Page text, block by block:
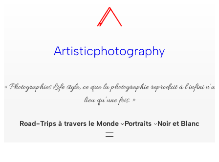
Artisticphotography
« Photographies Life style, ce que la photographie reproduit à l’infini n’a
lieu qu’une fois. »
Road-Trips à travers le Monde Portraits Noir et Blanc